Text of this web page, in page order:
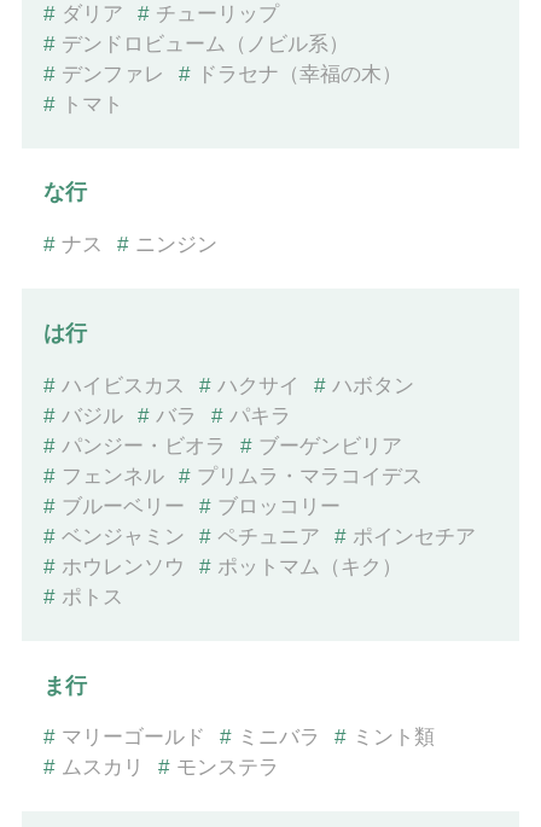
# ダリア # チューリップ
# デンドロビューム（ノビル系）
# デンファレ #
ドラセナ（幸福の木）
#
トマト
な行
# ナス # ニンジン
は行
# ハイビスカス # ハクサイ # ハボタン
# バジル # バラ # パキラ
# パンジー・ビオラ # ブーゲンビリア
# フェンネル # プリムラ・マラコイデス
# ブルーベリー # ブロッコリー
# ベンジャミン # ペチュニア # ポインセチア
# ホウレンソウ # ポットマム（キク）
# ポトス
ま行
# マリーゴールド # ミニバラ # ミント類
# ムスカリ # モンステラ